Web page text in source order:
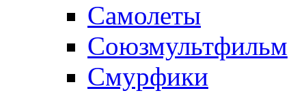
Самолеты
Союзмультфильм
Смурфики